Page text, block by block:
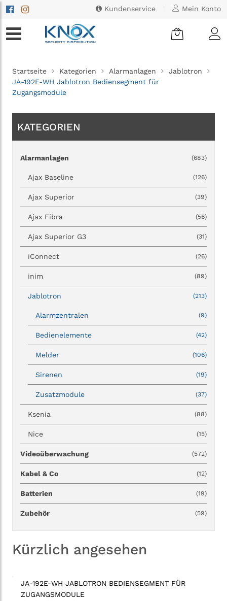
Kundenservice Mein Konto
Startseite Kategorien Alarmanlagen
Jablotron
JA-192E-WH Jablotron Bediensegment für
Zugangsmodule
KATEGORIEN
Alarmanlagen (683)
Ajax Baseline (126)
Ajax Superior (39)
Ajax Fibra (56)
Ajax Superior G3 (31)
iConnect (26)
inim (89)
Jablotron (213)
Alarmzentralen (9)
Bedienelemente (42)
Melder (106)
Sirenen (19)
Zusatzmodule (37)
Ksenia (88)
Nice (15)
Videoüberwachung (572)
Kabel & Co (12)
Batterien (19)
Zubehör (59)
Kürzlich angesehen
JA-192E-WH JABLOTRON BEDIENSEGMENT FÜR
ZUGANGSMODULE